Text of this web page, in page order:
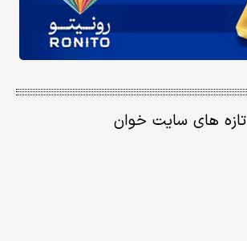
تازه های سایت خوان